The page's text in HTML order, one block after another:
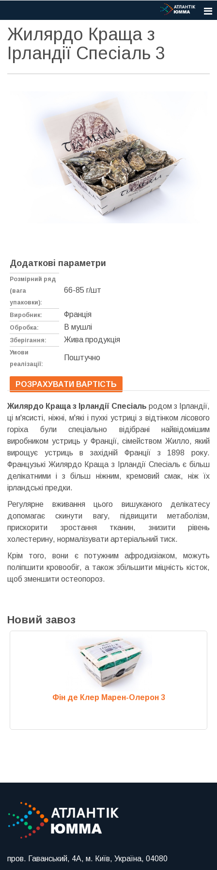
Жилярдо Краща з
Ірландії Спесіаль 3
Додаткові параметри
Розмірний ряд
(вага
упаковки):
66-85 г/шт
Виробник: Франція
Обробка: В мушлі
Зберігання: Жива продукція
Умови
реалізації:
Поштучно
РОЗРАХУВАТИ ВАРТІСТЬ
Жилярдо Краща з Ірландії Спесіаль родом з Ірландії,
ці м'ясисті, ніжні, м'які і пухкі устриці з відтінком лісового
горіха були спеціально відібрані найвідомішим
виробником устриць у Франції, сімейством Жилло, який
вирощує устриць в західній Франції з 1898 року.
Французькі Жилярдо Краща з Ірландії Спесіаль є більш
делікатними і з більш ніжним, кремовий смак, ніж їх
ірландські предки.
Регулярне вживання цього вишуканого делікатесу
допомагає скинути вагу, підвищити метаболізм,
прискорити зростання тканин, знизити рівень
холестерину, нормалізувати артеріальний тиск.
Крім того, вони є потужним афродизіаком, можуть
поліпшити кровообіг, а також збільшити міцність кісток,
щоб зменшити остеопороз.
Новий завоз
Фін де Клер Марен-Олерон 3
пров. Гаванський, 4А, м. Київ, Україна, 04080